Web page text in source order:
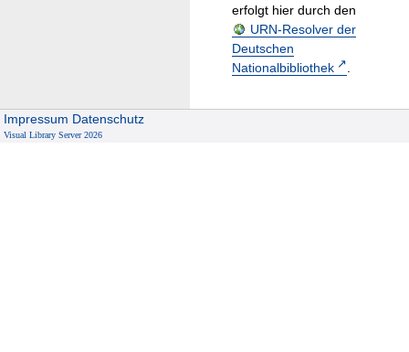
erfolgt hier durch den
URN-Resolver der
Deutschen
Nationalbibliothek
.
Impressum Datenschutz
Visual Library Server 2026